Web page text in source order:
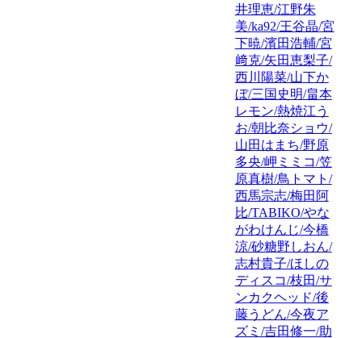
井理恵/江野朱
美/ka92/王谷晶/宮
下暁/濱田浩輔/宮
﨑克/矢田恵梨子/
西川陽菜/山下か
ぼ/三国史明/畠本
レモン/熱焼江う
お/朝比奈ショウ/
山田はまち/野原
多央/岬ミミコ/笠
原真樹/鳥トマト/
西馬宗志/梅田阿
比/TABIKO/やな
がわけんじ/今橋
涼/砂糖野しおん/
志村貴子/ほしの
ディスコ/枝田/サ
ンカクヘッド/後
藤うどん/今夜ア
ズミ/吉田修一/助